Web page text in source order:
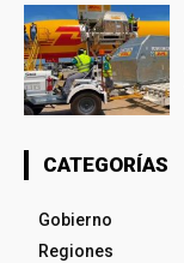
CATEGORÍAS
Gobierno
Regiones